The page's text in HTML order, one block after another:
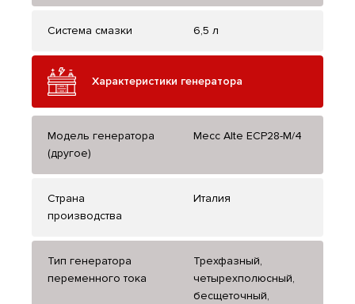
Система смазки 6,5 л
Характеристики генератора
Модель генератора
(другое)
Mecc Alte ЕСР28-М/4
Страна
производства
Италия
Тип генератора
переменного тока
Трехфазный,
четырехполюсный,
бесщеточный,